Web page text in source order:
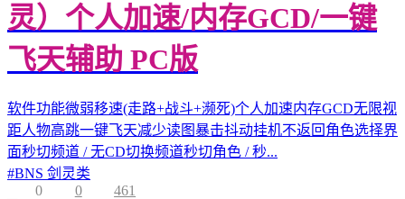
灵）个人加速/内存GCD/一键
飞天辅助 PC版
软件功能微弱移速(走路+战斗+濒死)个人加速内存GCD无限视
距人物高跳一键飞天减少读图暴击抖动挂机不返回角色选择界
面秒切频道 / 无CD切换频道秒切角色 / 秒...
#BNS 剑灵类
0
0 461